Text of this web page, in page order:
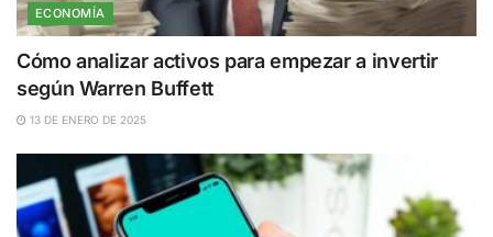
ECONOMÍA
Cómo analizar activos para empezar a invertir
según Warren Buffett
13 DE ENERO DE 2025